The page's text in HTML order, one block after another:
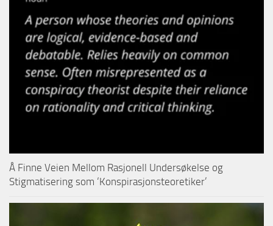
Å Finne Veien Mellom Rasjonell Undersøkelse og
Stigmatisering som ‘Konspirasjonsteoretiker’